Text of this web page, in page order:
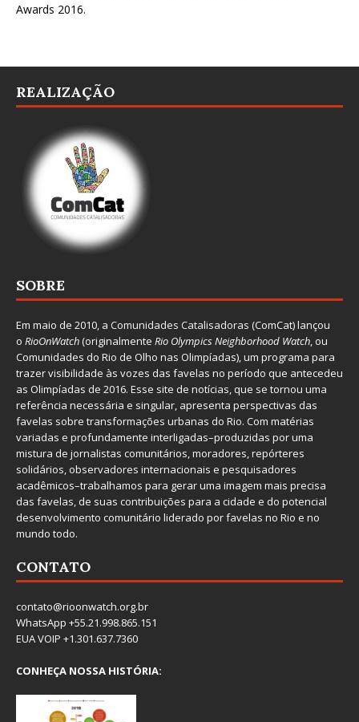
Awards 2016.
REALIZAÇÃO
SOBRE
Em maio de 2010, a Comunidades Catalisadoras (ComCat) lançou
o RioOnWatch(originalmente Rio Olympics Neighborhood Watch, ou
Comunidades do Rio de Olho nas Olimpíadas), um programa para
trazer visibilidade às vozes das favelas no período que antecedeu
as Olimpíadas de 2016. Esse site de notícias, que se tornou uma
referência necessária e singular, apresenta perspectivas das
favelas sobre transformações urbanas do Rio. Com matérias
variadas e profundamente interligadas–produzidas por uma
mistura de jornalistas comunitários, moradores, repórteres
solidários, observadores internacionais e pesquisadores
acadêmicos–trabalhamos para gerar uma imagem mais precisa
das favelas, de suas contribuições para a cidade e do potencial
desenvolvimento comunitário liderado por favelas no Rio e no
mundo todo.
CONTATO
contato@rioonwatch.org.br
WhatsApp +55.21.998.865.151
EUA VOIP +1.301.637.7360
CONHEÇA NOSSA HISTÓRIA: